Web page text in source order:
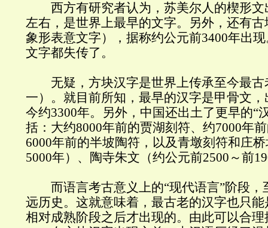
西方有研究者认为，苏美尔人的楔形文
左右，是世界上最早的文字。另外，还有
象形表意文字），据称约公元前3400年出
文字都失传了。
无疑，方块汉字是世界上传承至今最古
一）。就目前所知，最早的汉字是甲骨文
今约3300年。另外，中国还出土了更早的“
括：大约8000年前的贾湖刻符、约7000年
6000年前的半坡陶符，以及青墩刻符和庄
5000年）、陶寺朱文（约公元前2500～前
而语言考古意义上的“现代语言”阶段，
远历史。这就意味着，最古老的汉字也只
相对成熟阶段之后才出现的。由此可以合理